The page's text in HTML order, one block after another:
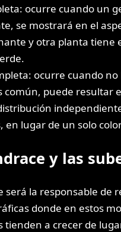
ocurre cuando un
se mostrará en el
y otra planta tiene
ocurre cuando
común, puede resultar
en lugar de un solo
y las
la responsable de
donde en estos
tienden a crecer de